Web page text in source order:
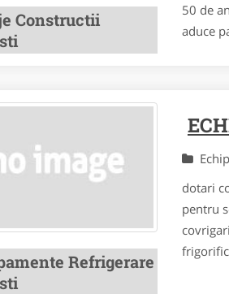
Constructii
50 de
aduce
Refrigerare
dotari
pentru